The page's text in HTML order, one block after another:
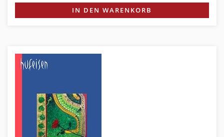
IN DEN WARENKORB